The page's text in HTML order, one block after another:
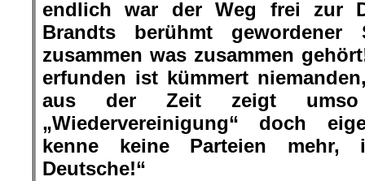
endlich war der Weg frei zur
Brandts berühmt gewordener
zusammen was zusammen
erfunden ist kümmert
aus der Zeit zeigt umso
„Wiedervereinigung“ doch
kenne keine Parteien
Deutsche!“